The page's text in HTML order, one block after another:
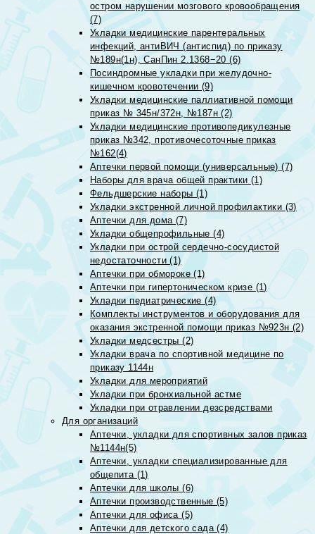
остром нарушении мозгового кровообращения
(7)
Укладки медицинские парентеральных
инфекций, антиВИЧ (антиспид) по приказу
№189н(1н), СанПин 2.1368−20 (6)
Посиндромные укладки при желудочно-
кишечном кровотечении (9)
Укладки медицинские паллиативной помощи
приказ № 345н/372н, №187н (2)
Укладки медицинские противопедикулезные
приказ №342, противочесоточные приказ
№162(4)
Аптечки первой помощи (универсальные) (7)
Наборы для врача общей практики (1)
Фельдшерские наборы (1)
Укладки экстренной личной профилактики (3)
Аптечки для дома (7)
Укладки общепрофильные (4)
Укладки при острой сердечно-сосудистой
недостаточности (1)
Аптечки при обмороке (1)
Аптечки при гипертоническом кризе (1)
Укладки педиатрические (4)
Комплекты инструментов и оборудования для
оказания экстренной помощи приказ №923н (2)
Укладки медсестры (2)
Укладки врача по спортивной медицине по
приказу 1144н
Укладки для мероприятий
Укладки при бронхиальной астме
Укладки при отравлении дезсредствами
Для организаций
Аптечки, укладки для спортивных залов приказ
№1144н(5)
Аптечки, укладки специализированные для
общепита (1)
Аптечки для школы (6)
Аптечки производственные (5)
Аптечки для офиса (5)
Аптечки для детского сада (4)